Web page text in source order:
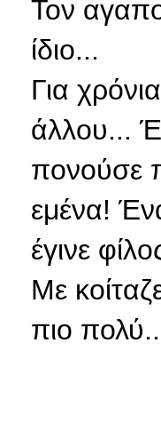
Τον
ίδιο...
Για
άλλου...
πονούσε
εμένα!
έγινε
Με
πιο